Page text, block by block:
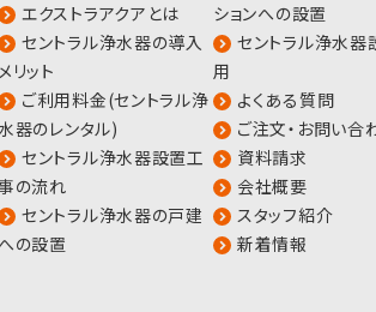
エクストラアクアとは
セントラル浄水器の導入
メリット
ご利用料金(セントラル浄
器のレンタル)
セントラル浄水器設置工
の流れ
セントラル浄水器の戸建
への設置
ションへの設置
セントラル浄水器
用
よくある質問
ご注文・お問い合
資料請求
会社概要
スタッフ紹介
新着情報